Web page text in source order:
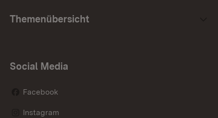
Themenübersicht
Social Media
Facebook
Instagram